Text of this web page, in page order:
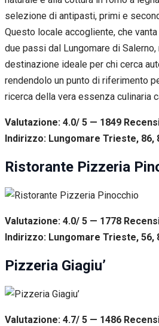
selezione di antipasti, primi e
Questo locale accogliente, che
due passi dal Lungomare di
destinazione ideale per chi cerca
rendendolo un punto di riferimento
ricerca della vera essenza culinaria
Valutazione: 4.0/ 5 — 1849 R
Indirizzo: Lungomare Trieste, 86,
Ristorante Pizzeria
Valutazione: 4.0/ 5 — 1778 R
Indirizzo: Lungomare Trieste, 56,
Pizzeria Giagiu’
Valutazione: 4.7/ 5 — 1486 R